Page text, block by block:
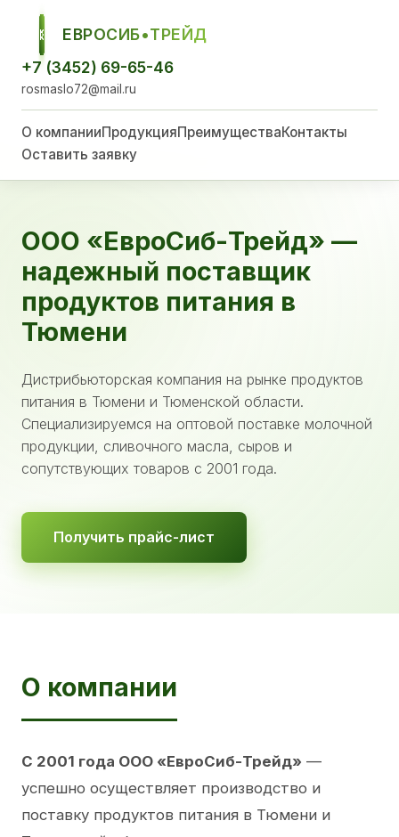
ЕСТ
ЕВРОСИБ•ТРЕЙД
+7 (3452) 69-65-46
rosmaslo72@mail.ru
О компанииПродукцияПреимуществаКонтакты
Оставить заявку
ООО «ЕвроСиб-Трейд» —
надежный поставщик
продуктов питания в
Тюмени
Дистрибьюторская компания на рынке продуктов
питания в Тюмени и Тюменской области.
Специализируемся на оптовой поставке молочной
продукции, сливочного масла, сыров и
сопутствующих товаров с 2001 года.
Получить прайс-лист
О компании
С 2001 года ООО «ЕвроСиб-Трейд» —
успешно осуществляет производство и
поставку продуктов питания в Тюмени и